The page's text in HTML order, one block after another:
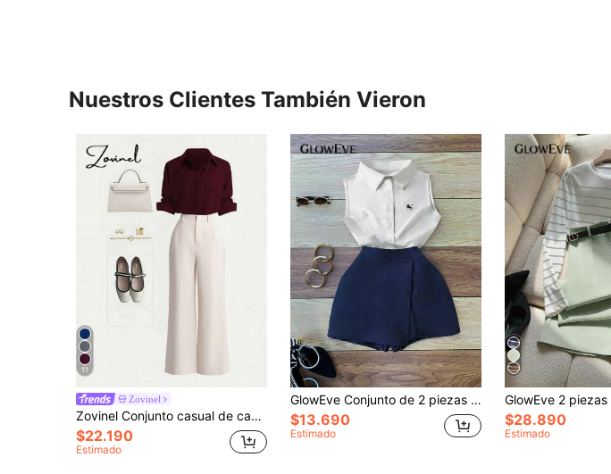
Nuestros Clientes También Vieron
11
Zovinel
Zovinel Conjunto casual de camisa de manga larga de unicolor y pantalones de pierna ancha para mujer
$22.190
Estimado
GlowEve Conjunto de 2 piezas de camisa sin mangas con botones delanteros y bordado de caballero y falda-pantalón casual de verano para mujer
$13.690
Estimado
$28.890
Estimado